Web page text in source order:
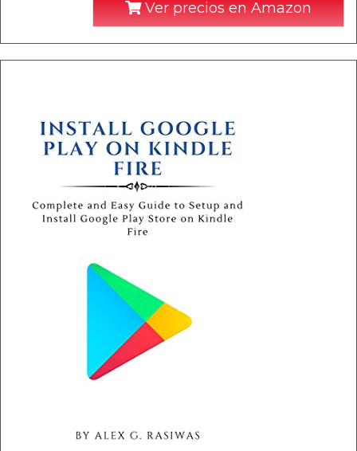
Ver precios en Amazon